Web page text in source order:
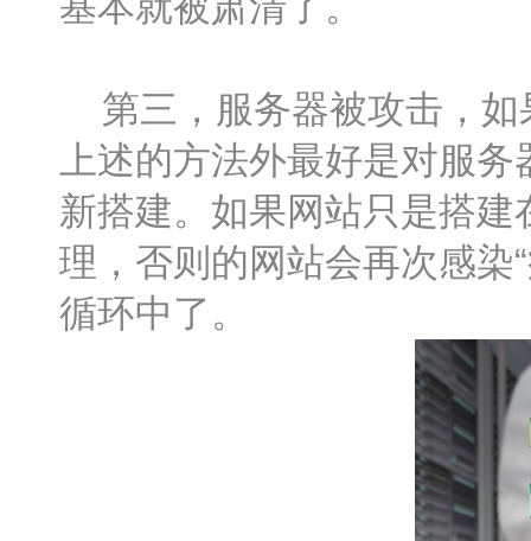
第三，服务器被攻击，如
上述的方法外最好是对服
新搭建。如果网站只是搭
理，否则的网站会再次感
循环中了。